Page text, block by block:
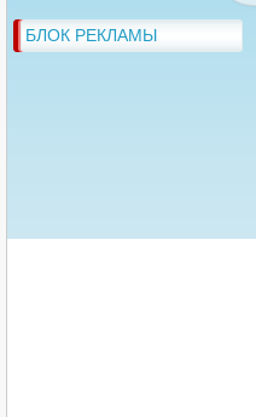
БЛОК РЕКЛАМЫ